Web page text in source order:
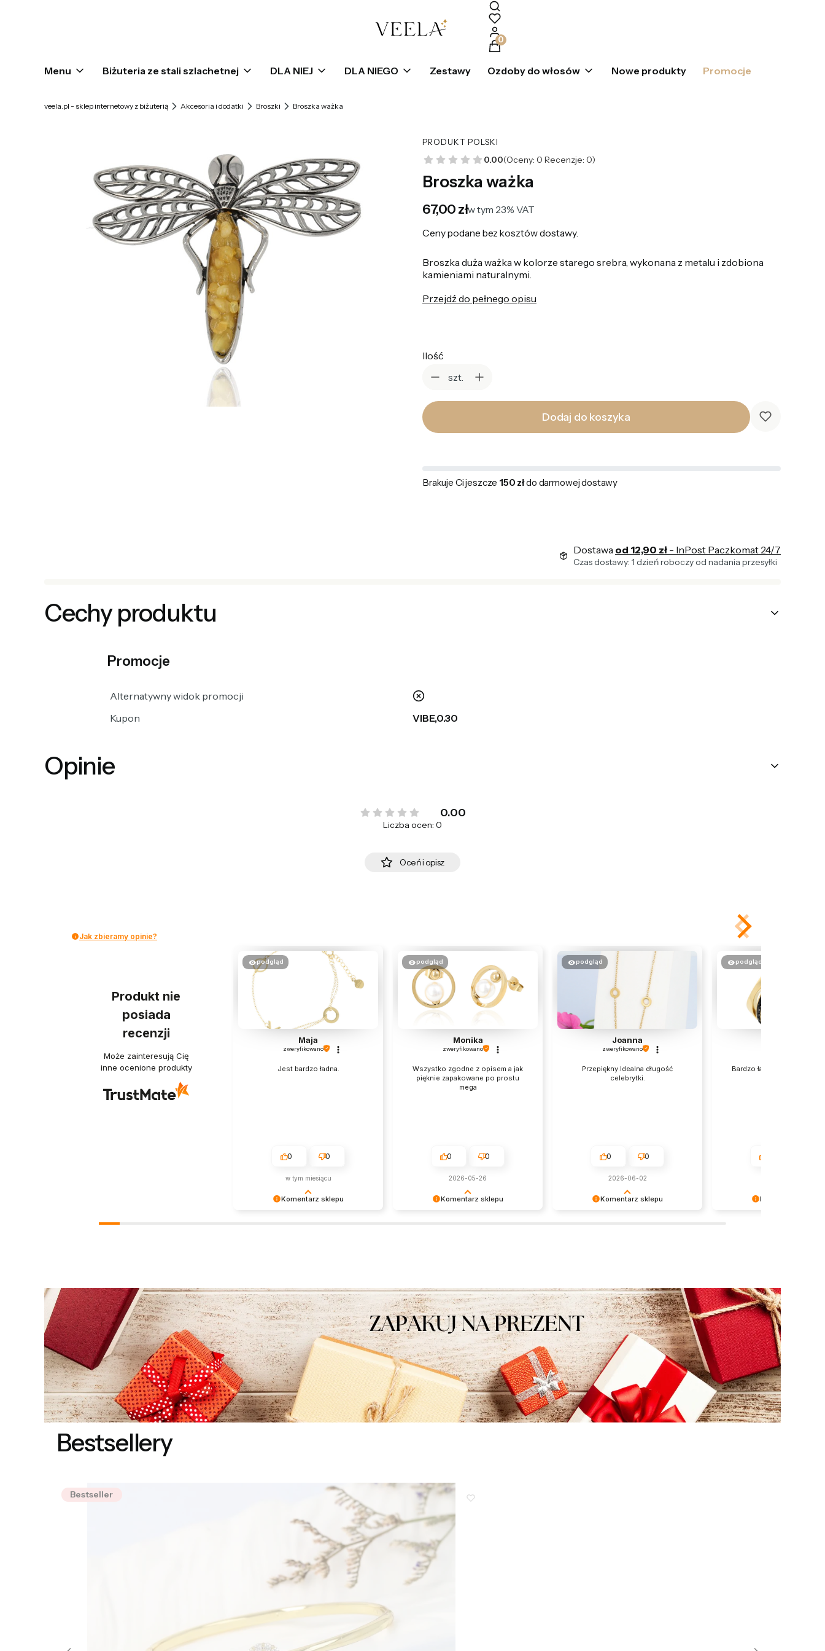
Produkty w koszyku: 0. Zobacz szczegóły
Menu Biżuteria ze stali szlachetnej DLA NIEJ DLA NIEGO Zestawy Ozdoby do włosów Nowe produkty Promocje
veela.pl - sklep internetowy z biżuterią Akcesoria i dodatki Broszki Broszka ważka
PRODUKT POLSKI
0.00(Oceny: 0 Recenzje: 0)
Broszka ważka
Cena
67,00 złw tym 23% VAT
w tym 23% VAT
Ceny podane bez kosztów dostawy.
Broszka duża ważka w kolorze starego srebra, wykonana z metalu i zdobiona
kamieniami naturalnymi.
Przejdź do pełnego opisu
Ilość
szt.
Dodaj do koszyka
Brakuje Ci jeszcze 150 złdo darmowej dostawy
Dostawa od 12,90 zł - InPost Paczkomat 24/7
Czas dostawy: 1 dzień roboczy od nadania przesyłki
Cechy produktu
Promocje
Alternatywny widok promocji
nie
Kupon
VIBE,0.30
Opinie
0.00
Liczba ocen: 0
Oceń i opisz
Jak zbieramy opinie?
Produkt nie
posiada
recenzji
Może zainteresują Cię
inne ocenione produkty
Komentarz sklepu
podgląd
Maja
zweryfikowano
Jest bardzo ładna.
0 0
w tym miesiącu
Komentarz sklepu
podgląd
Monika
zweryfikowano
Wszystko zgodne z opisem a jak
pięknie zapakowane po prostu
mega
0 0
2026-05-26
Komentarz sklepu
podgląd
Joanna
zweryfikowano
Przepiękny.Idealna długość
celebrytki.
0 0
2026-06-02
Komentarz sklepu
podgląd
Bardzo ładnie wyglądają na
Bestsellery
Bestseller